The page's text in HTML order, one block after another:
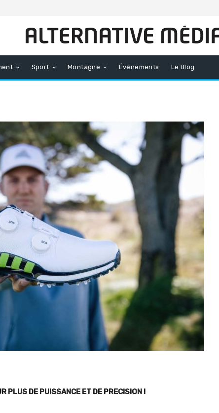
Sport Montagne Événements Le Blog
PLUS DE PUISSANCE ET DE PRECISION !